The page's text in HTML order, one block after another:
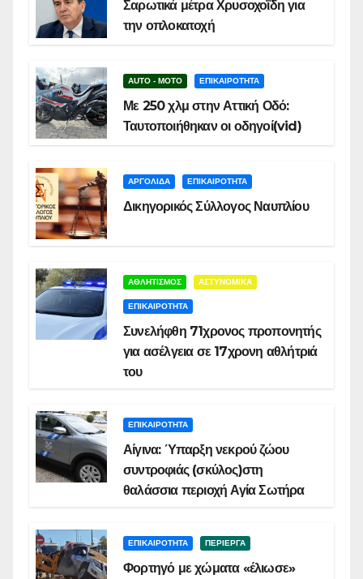
Σαρωτικά μέτρα Χρυσοχοΐδη για
την οπλοκατοχή
AUTO - MOTO ΕΠΙΚΑΙΡΟΤΗΤΑ
Με 250 χλμ στην Αττική Οδό:
Ταυτοποιήθηκαν οι οδηγοί(vid)
ΑΡΓΟΛΙΔΑ ΕΠΙΚΑΙΡΟΤΗΤΑ
Δικηγορικός Σύλλογος Ναυπλίου
ΑΘΛΗΤΙΣΜΟΣ ΑΣΤΥΝΟΜΙΚΑ
ΕΠΙΚΑΙΡΟΤΗΤΑ
Συνελήφθη 71χρονος προπονητής
για ασέλγεια σε 17χρονη αθλήτριά
του
ΕΠΙΚΑΙΡΟΤΗΤΑ
Αίγινα: Ύπαρξη νεκρού ζώου
συντροφιάς (σκύλος)στη
θαλάσσια περιοχή Αγία Σωτήρα
ΕΠΙΚΑΙΡΟΤΗΤΑ ΠΕΡΙΕΡΓΑ
Φορτηγό με χώματα «έλιωσε»